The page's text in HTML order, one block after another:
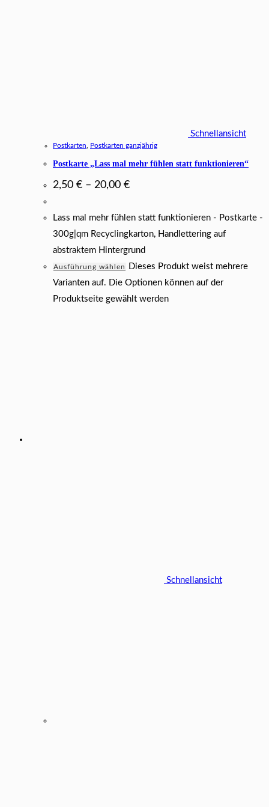
Schnellansicht
Postkarten Postkarten ganzjährig
Postkarte „Lass mal mehr fühlen statt funktionieren“
2,50 € – 20,00 €
Lass mal mehr fühlen statt funktionieren - Postkarte -
300g|qm Recyclingkarton, Handlettering auf
abstraktem Hintergrund
Ausführung wählen
Dieses Produkt weist mehrere
Varianten auf. Die Optionen können auf der
Produktseite gewählt werden
Schnellansicht